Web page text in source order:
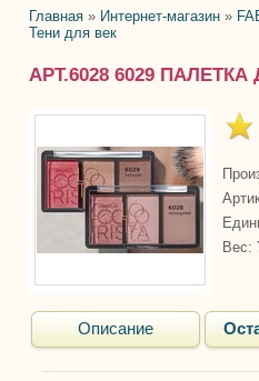
Главная » Интернет-магазин »
Тени для век
АРТ.6028 6029
Вес:
Описание